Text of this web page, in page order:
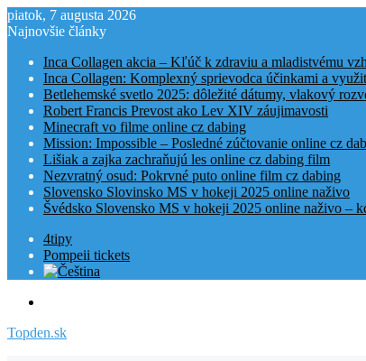
piatok, 7 augusta 2026
Najnovšie články
Inca Collagen akcia – Kľúč k zdraviu a mladistvému
Inca Collagen: Komplexný sprievodca účinkami a
Betlehemské svetlo 2025: dôležité dátumy, vlakový
Robert Francis Prevost ako Lev XIV záujimavosti
Minecraft vo filme online cz dabing
Mission: Impossible – Posledné zúčtovanie online cz
Lišiak a zajka zachraňujú les online cz dabing film
Nezvratný osud: Pokrvné puto online film cz dabing
Slovensko Slovinsko MS v hokeji 2025 online naživo
Švédsko Slovensko MS v hokeji 2025 online naživo –
4tipy
Pompeii tickets
Topden.sk